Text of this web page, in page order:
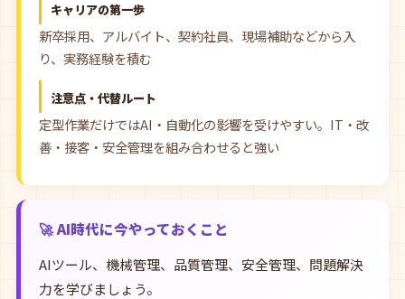
キャリアの第一歩
新卒採用、アルバイト、契約社員、現場補助などから入
り、実務経験を積む
注意点・代替ルート
定型作業だけではAI・自動化の影響を受けやすい。IT・改
善・接客・安全管理を組み合わせると強い
🚀 AI時代に今やっておくこと
AIツール、機械管理、品質管理、安全管理、問題解決
力を学びましょう。